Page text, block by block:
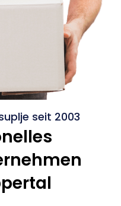
seit 2003